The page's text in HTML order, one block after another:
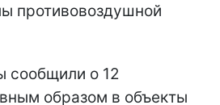
противовоздушной
сообщили о 12
образом в объекты